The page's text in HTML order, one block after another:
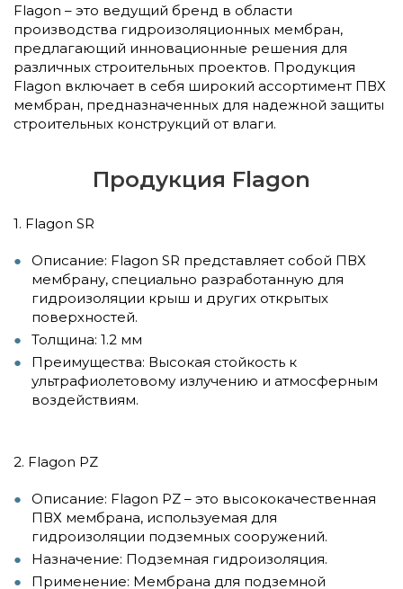
Flagon – это ведущий бренд в области
производства гидроизоляционных мембран,
предлагающий инновационные решения для
различных строительных проектов. Продукция
Flagon включает в себя широкий ассортимент ПВХ
мембран, предназначенных для надежной защиты
строительных конструкций от влаги.
Продукция Flagon
1. Flagon SR
Описание: Flagon SR представляет собой ПВХ
мембрану, специально разработанную для
гидроизоляции крыш и других открытых
поверхностей.
Толщина: 1.2 мм
Преимущества: Высокая стойкость к
ультрафиолетовому излучению и атмосферным
воздействиям.
2. Flagon PZ
Описание: Flagon PZ – это высококачественная
ПВХ мембрана, используемая для
гидроизоляции подземных сооружений.
Назначение: Подземная гидроизоляция.
Применение: Мембрана для подземной